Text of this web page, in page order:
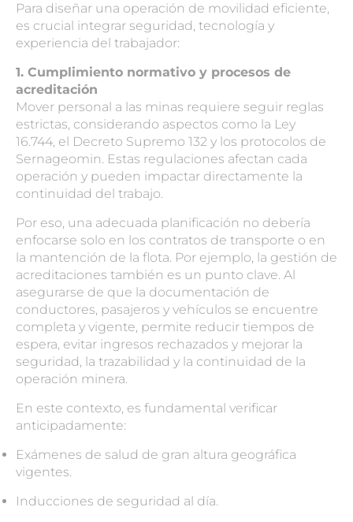
Para diseñar una operación de movilidad eficiente,
es crucial integrar seguridad, tecnología y
experiencia del trabajador:
1. Cumplimiento normativo y procesos de
acreditación
Mover personal a las minas requiere seguir reglas
estrictas, considerando aspectos como la Ley
16.744, el Decreto Supremo 132 y los protocolos de
Sernageomin. Estas regulaciones afectan cada
operación y pueden impactar directamente la
continuidad del trabajo.
Por eso, una adecuada planificación no debería
enfocarse solo en los contratos de transporte o en
la mantención de la flota. Por ejemplo, la gestión de
acreditaciones también es un punto clave. Al
asegurarse de que la documentación de
conductores, pasajeros y vehículos se encuentre
completa y vigente, permite reducir tiempos de
espera, evitar ingresos rechazados y mejorar la
seguridad, la trazabilidad y la continuidad de la
operación minera.
En este contexto, es fundamental verificar
anticipadamente:
Exámenes de salud de gran altura geográfica
vigentes.
Inducciones de seguridad al día.